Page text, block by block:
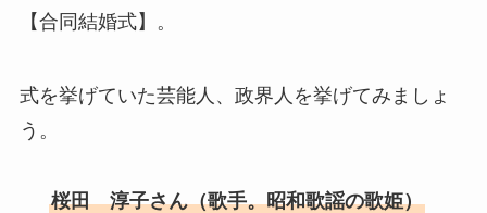
【合同結婚式】。
式を挙げていた芸能人、政界人を挙げてみましょ
う。
桜田 淳子さん（歌手。昭和歌謡の歌姫）